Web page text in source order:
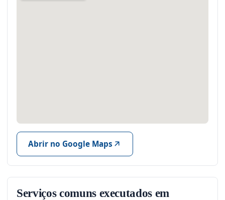
Abrir no Google Maps
Serviços comuns executados em